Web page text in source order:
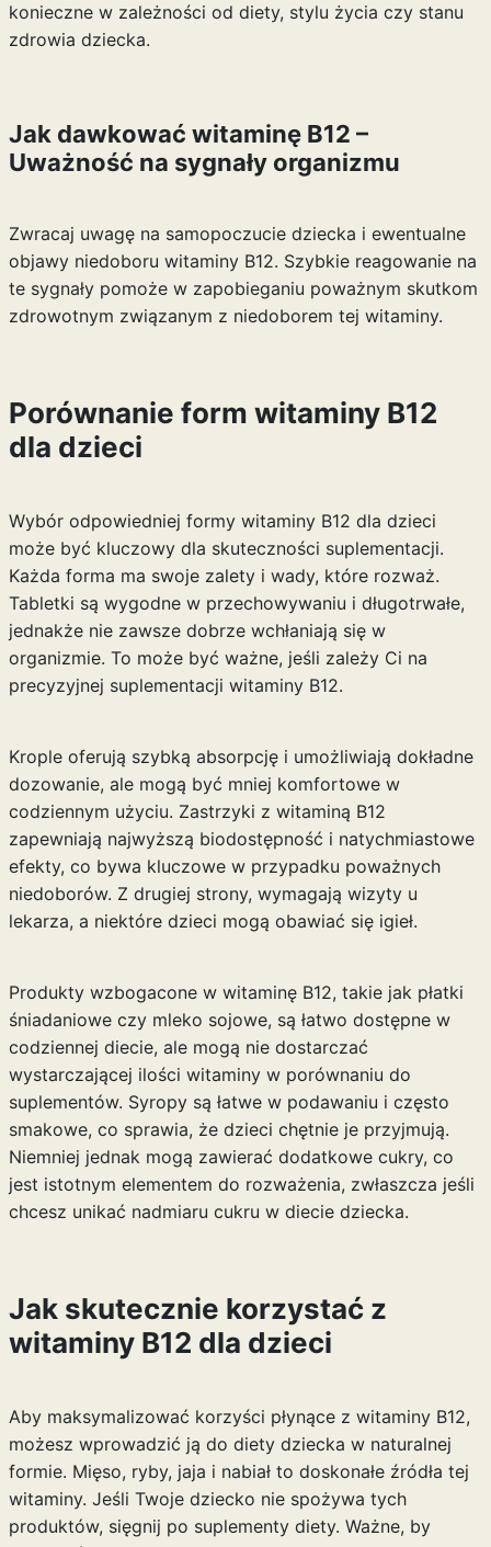
konieczne w zależności od diety, stylu życia czy stanu
zdrowia dziecka.
Jak dawkować witaminę B12 –
Uważność na sygnały organizmu
Zwracaj uwagę na samopoczucie dziecka i ewentualne
objawy niedoboru witaminy B12. Szybkie reagowanie na
te sygnały pomoże w zapobieganiu poważnym skutkom
zdrowotnym związanym z niedoborem tej witaminy.
Porównanie form witaminy B12
dla dzieci
Wybór odpowiedniej formy witaminy B12 dla dzieci
może być kluczowy dla skuteczności suplementacji.
Każda forma ma swoje zalety i wady, które rozważ.
Tabletki są wygodne w przechowywaniu i długotrwałe,
jednakże nie zawsze dobrze wchłaniają się w
organizmie. To może być ważne, jeśli zależy Ci na
precyzyjnej suplementacji witaminy B12.
Krople oferują szybką absorpcję i umożliwiają dokładne
dozowanie, ale mogą być mniej komfortowe w
codziennym użyciu. Zastrzyki z witaminą B12
zapewniają najwyższą biodostępność i natychmiastowe
efekty, co bywa kluczowe w przypadku poważnych
niedoborów. Z drugiej strony, wymagają wizyty u
lekarza, a niektóre dzieci mogą obawiać się igieł.
Produkty wzbogacone w witaminę B12, takie jak płatki
śniadaniowe czy mleko sojowe, są łatwo dostępne w
codziennej diecie, ale mogą nie dostarczać
wystarczającej ilości witaminy w porównaniu do
suplementów. Syropy są łatwe w podawaniu i często
smakowe, co sprawia, że dzieci chętnie je przyjmują.
Niemniej jednak mogą zawierać dodatkowe cukry, co
jest istotnym elementem do rozważenia, zwłaszcza jeśli
chcesz unikać nadmiaru cukru w diecie dziecka.
Jak skutecznie korzystać z
witaminy B12 dla dzieci
Aby maksymalizować korzyści płynące z witaminy B12,
możesz wprowadzić ją do diety dziecka w naturalnej
formie. Mięso, ryby, jaja i nabiał to doskonałe źródła tej
witaminy. Jeśli Twoje dziecko nie spożywa tych
produktów, sięgnij po suplementy diety. Ważne, by